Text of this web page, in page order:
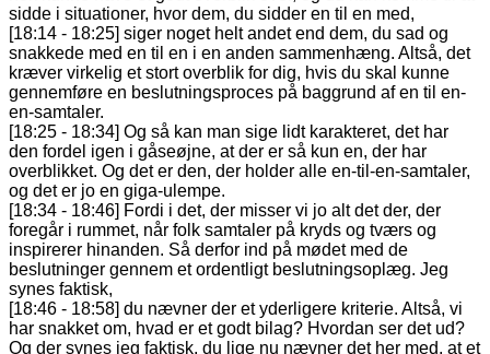
sidde i situationer, hvor dem, du sidder en til en med,
[18:14 - 18:25] siger noget helt andet end dem, du sad og
snakkede med en til en i en anden sammenhæng. Altså, det
kræver virkelig et stort overblik for dig, hvis du skal kunne
gennemføre en beslutningsproces på baggrund af en til en-
en-samtaler.
[18:25 - 18:34] Og så kan man sige lidt karakteret, det har
den fordel igen i gåseøjne, at der er så kun en, der har
overblikket. Og det er den, der holder alle en-til-en-samtaler,
og det er jo en giga-ulempe.
[18:34 - 18:46] Fordi i det, der misser vi jo alt det der, der
foregår i rummet, når folk samtaler på kryds og tværs og
inspirerer hinanden. Så derfor ind på mødet med de
beslutninger gennem et ordentligt beslutningsoplæg. Jeg
synes faktisk,
[18:46 - 18:58] du nævner der et yderligere kriterie. Altså, vi
har snakket om, hvad er et godt bilag? Hvordan ser det ud?
Og der synes jeg faktisk, du lige nu nævner det her med, at et